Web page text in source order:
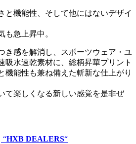
と機能性、そして他にはないデザイ
も急上昇中。
き感を解消し、スポーツウェア・ユ
吸水速乾素材に、総柄昇華プリント
機能性も兼ね備えた斬新な仕上がり
て楽しくなる新しい感覚を是非ぜ
“HXB DEALERS“